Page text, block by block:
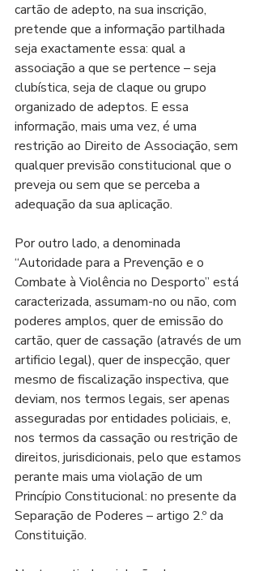
cartão de adepto, na sua inscrição,
pretende que a informação partilhada
seja exactamente essa: qual a
associação a que se pertence – seja
clubística, seja de claque ou grupo
organizado de adeptos. E essa
informação, mais uma vez, é uma
restrição ao Direito de Associação, sem
qualquer previsão constitucional que o
preveja ou sem que se perceba a
adequação da sua aplicação.
Por outro lado, a denominada
“Autoridade para a Prevenção e o
Combate à Violência no Desporto” está
caracterizada, assumam-no ou não, com
poderes amplos, quer de emissão do
cartão, quer de cassação (através de um
artificio legal), quer de inspecção, quer
mesmo de fiscalização inspectiva, que
deviam, nos termos legais, ser apenas
asseguradas por entidades policiais, e,
nos termos da cassação ou restrição de
direitos, jurisdicionais, pelo que estamos
perante mais uma violação de um
Princípio Constitucional: no presente da
Separação de Poderes – artigo 2.º da
Constituição.